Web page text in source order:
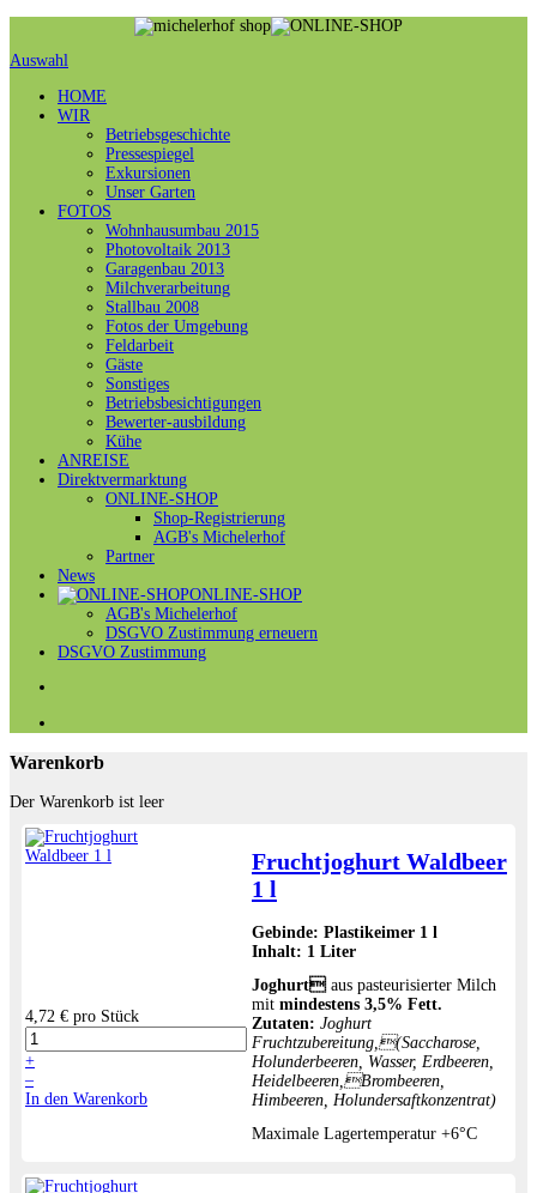
Auswahl
HOME
WIR
Betriebsgeschichte
Pressespiegel
Exkursionen
Unser Garten
FOTOS
Wohnhausumbau 2015
Photovoltaik 2013
Garagenbau 2013
Milchverarbeitung
Stallbau 2008
Fotos der Umgebung
Feldarbeit
Gäste
Sonstiges
Betriebsbesichtigungen
Bewerter-ausbildung
Kühe
ANREISE
Direktvermarktung
ONLINE-SHOP
Shop-Registrierung
AGB's Michelerhof
Partner
News
ONLINE-SHOP
AGB's Michelerhof
DSGVO Zustimmung erneuern
DSGVO Zustimmung
Warenkorb
Der Warenkorb ist leer
4,72 € pro Stück
+
–
In den Warenkorb
Fruchtjoghurt Waldbeer
1 l
Gebinde: Plastikeimer 1 l
Inhalt: 1 Liter
Joghurt aus pasteurisierter Milch
mit mindestens 3,5% Fett.
Zutaten: Joghurt
Fruchtzubereitung,(Saccharose,
Holunderbeeren, Wasser, Erdbeeren,
Heidelbeeren,Brombeeren,
Himbeeren, Holundersaftkonzentrat)
Maximale Lagertemperatur +6°C